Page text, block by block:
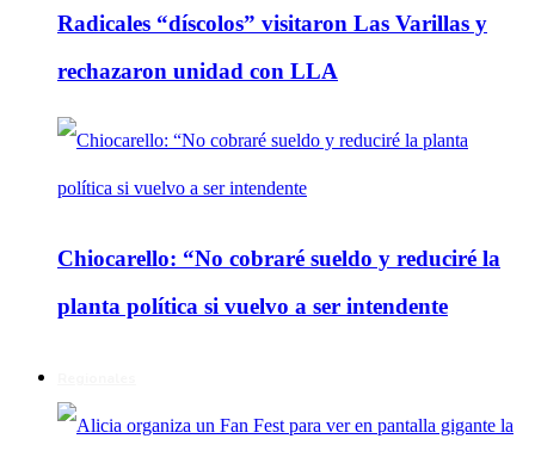
Radicales “díscolos” visitaron Las Varillas y
rechazaron unidad con LLA
Chiocarello: “No cobraré sueldo y reduciré la
planta política si vuelvo a ser intendente